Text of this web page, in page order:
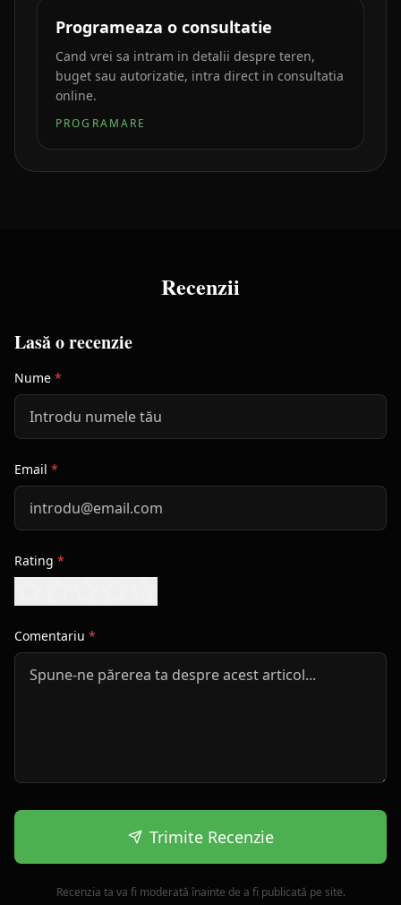
Programeaza o consultatie
Cand vrei sa intram in detalii despre teren,
buget sau autorizatie, intra direct in consultatia
online.
PROGRAMARE
Recenzii
Lasă o recenzie
Nume *
Email *
Rating *
Comentariu *
Trimite Recenzie
Recenzia ta va fi moderată înainte de a fi publicată pe site.